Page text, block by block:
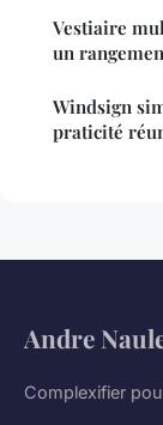
Vestiaire
un
Windsign
praticité
Andre
Complexifier